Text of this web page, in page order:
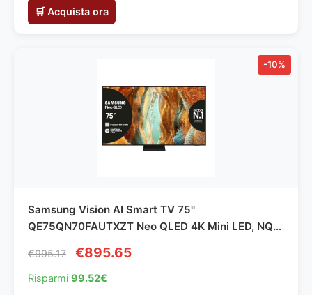
🛒 Acquista ora
-10%
Samsung Vision AI Smart TV 75''
QE75QN70FAUTXZT Neo QLED 4K Mini LED, NQ4
Customization Mode, Dolby Atmos & OTS Lite,
PACCHETTO INTRATTENIMENTO, 2025
€995.17 €895.65
Risparmi 99.52€